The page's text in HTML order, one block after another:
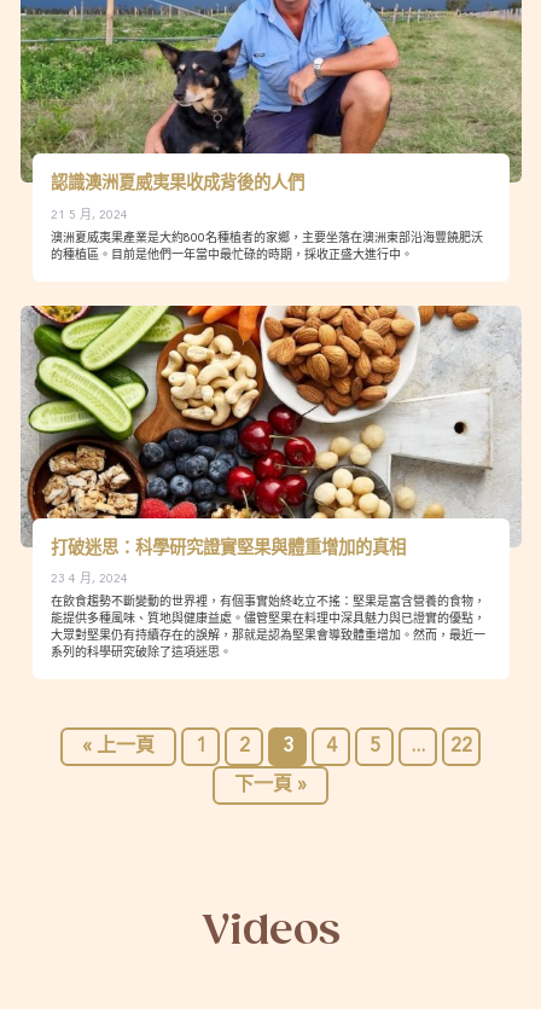
認識澳洲夏威夷果收成背後的人們
21 5 月, 2024
澳洲夏威夷果產業是大約800名種植者的家鄉，主要坐落在澳洲東部沿海豐饒肥沃
的種植區。目前是他們一年當中最忙碌的時期，採收正盛大進行中。
打破迷思：科學研究證實堅果與體重增加的真相
23 4 月, 2024
在飲食趨勢不斷變動的世界裡，有個事實始終屹立不搖：堅果是富含營養的食物，
能提供多種風味、質地與健康益處。儘管堅果在料理中深具魅力與已證實的優點，
大眾對堅果仍有持續存在的誤解，那就是認為堅果會導致體重增加。然而，最近一
系列的科學研究破除了這項迷思。
« 上一頁 1 2 3 4 5 ...
22
下一頁 »
Videos